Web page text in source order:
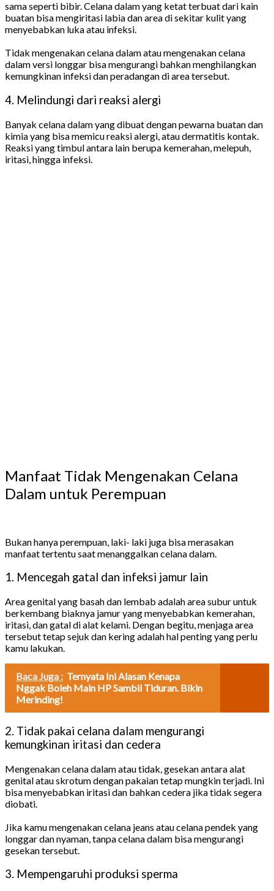
sama seperti bibir. Celana dalam yang ketat terbuat dari kain
buatan bisa mengiritasi labia dan area di sekitar kulit yang
menyebabkan luka atau infeksi.
Tidak mengenakan celana dalam atau mengenakan celana
dalam versi longgar bisa mengurangi bahkan menghilangkan
kemungkinan infeksi dan peradangan di area tersebut.
4. Melindungi dari reaksi alergi
Banyak celana dalam yang dibuat dengan pewarna buatan dan
kimia yang bisa memicu reaksi alergi, atau dermatitis kontak.
Reaksi yang timbul antara lain berupa kemerahan, melepuh,
iritasi, hingga infeksi.
Manfaat Tidak Mengenakan Celana
Dalam untuk Perempuan
Bukan hanya perempuan, laki- laki juga bisa merasakan
manfaat tertentu saat menanggalkan celana dalam.
1. Mencegah gatal dan infeksi jamur lain
Area genital yang basah dan lembab adalah area subur untuk
berkembang biaknya jamur yang menyebabkan kemerahan,
iritasi, dan gatal di alat kelami. Dengan begitu, menjaga area
tersebut tetap sejuk dan kering adalah hal penting yang perlu
kamu lakukan.
Baca Juga : Ternyata Ini Alasan Kenapa
Nggak Boleh Main HP Sambil Tiduran. Bikin
Merinding!
2. Tidak pakai celana dalam mengurangi
kemungkinan iritasi dan cedera
Mengenakan celana dalam atau tidak, gesekan antara alat
genital atau skrotum dengan pakaian tetap mungkin terjadi. Ini
bisa menyebabkan iritasi dan bahkan cedera jika tidak segera
diobati.
Jika kamu mengenakan celana jeans atau celana pendek yang
longgar dan nyaman, tanpa celana dalam bisa mengurangi
gesekan tersebut.
3. Mempengaruhi produksi sperma